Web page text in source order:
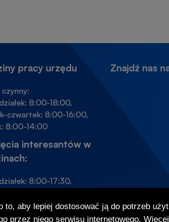
aby lepiej dostosować ją do potrzeb
przez niego serwisu internetowego.
pracy urzędu
8:00-18:00,
czwartek: 8:00-16:00,
8:00-14:00
interesantów w
8:00-17:30,
8:00-13:30
Znajdź nas